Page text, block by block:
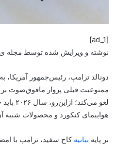
[ad_1]
نوشته و ویرایش شده توسط مجله ی
دونالد ترامپ، رئیس‌جمهور آمریکا،
ممنوعیت قبلی پرواز مافوق‌صوت
لغو
هواپیمای کنکورد و محصولات شبیه
بر پایه بیانیهکاخ سفید، ترامپ با